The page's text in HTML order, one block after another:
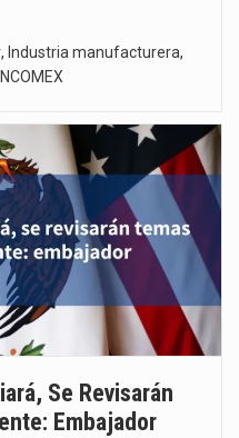
, Industria manufacturera,
Se Revisarán
Embajador